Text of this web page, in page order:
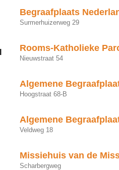
Begraafplaats
Surmerhuizerweg 29
Rooms-Katholieke
Nieuwstraat 54
Algemene
Hoogstraat 68-B
Algemene
Veldweg 18
Missiehuis van de
Scharbergweg